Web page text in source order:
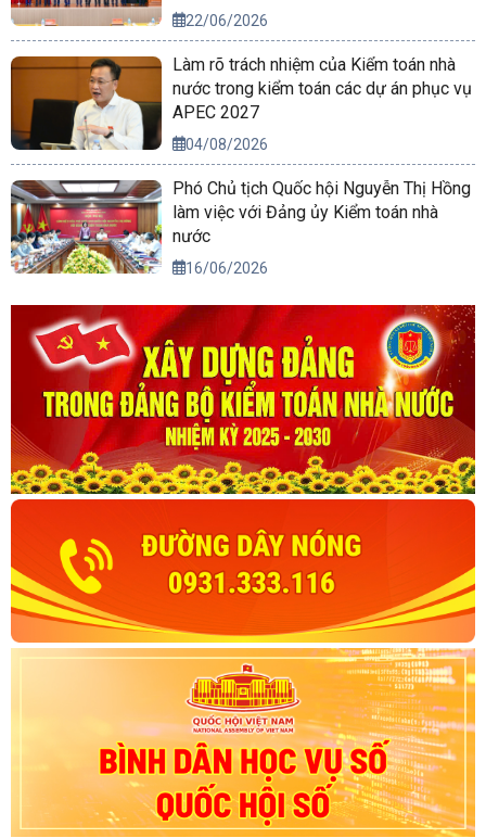
22/06/2026
Làm rõ trách nhiệm của Kiểm toán nhà
nước trong kiểm toán các dự án phục vụ
APEC 2027
04/08/2026
Phó Chủ tịch Quốc hội Nguyễn Thị Hồng
làm việc với Đảng ủy Kiểm toán nhà
nước
16/06/2026